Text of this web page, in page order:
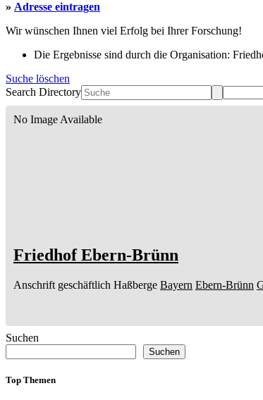
» Adresse eintragen
Wir wünschen Ihnen viel Erfolg bei Ihrer Forschung!
Die Ergebnisse sind durch die Organisation:
Suche löschen
Search Directory
No Image Available
Friedhof Ebern-Brünn
Anschrift geschäftlich Haßberge Bayern Ebern-Brünn
Suchen
Suchen
Top Themen